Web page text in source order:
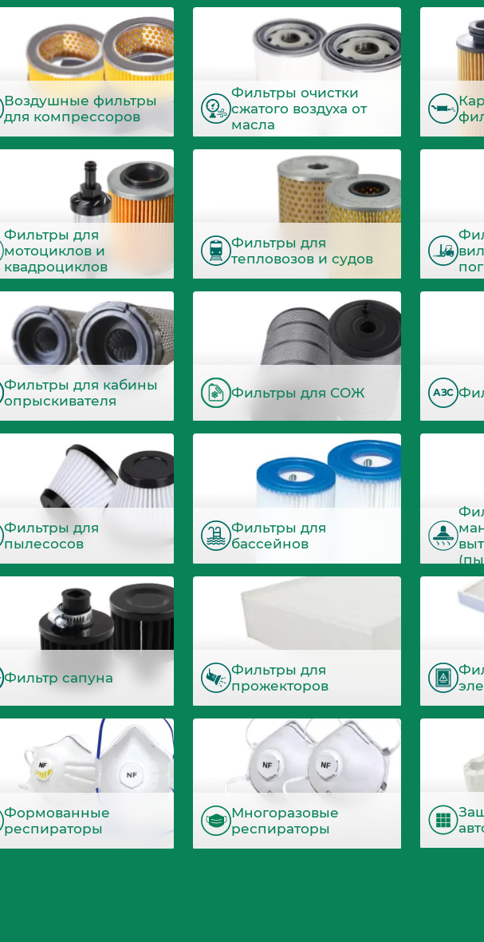
Воздушные фильтры
для компрессоров
Фильтры очистки
сжатого воздуха от
масла
Фильтры для
мотоциклов и
квадроциклов
Фильтры для
тепловозов и судов
Фильтры для кабины
опрыскивателя
Фильтры для СОЖ АЗС
Фильтры для
пылесосов
Фильтры для
бассейнов
Фильтр сапуна
Фильтры для
прожекторов
Формованные
респираторы
Многоразовые
респираторы